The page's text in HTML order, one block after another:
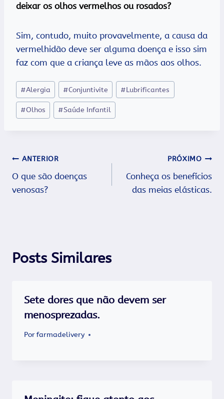
deixar os olhos vermelhos ou rosados?
Sim, contudo, muito provavelmente, a causa da
vermelhidão deve ser alguma doença e isso sim
faz com que a criança leve as mãos aos olhos.
Tags
do
Post:
#Alergia #Conjuntivite #Lubrificantes
#Olhos #Saúde Infantil
Navegação
de
ANTERIOR
O que são doenças
venosas?
PRÓXIMO
Conheça os benefícios
das meias elásticas.
Posts Similares
Sete dores que não devem ser
menosprezadas.
Porfarmadelivery